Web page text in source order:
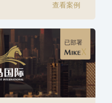
查看案例
已部署